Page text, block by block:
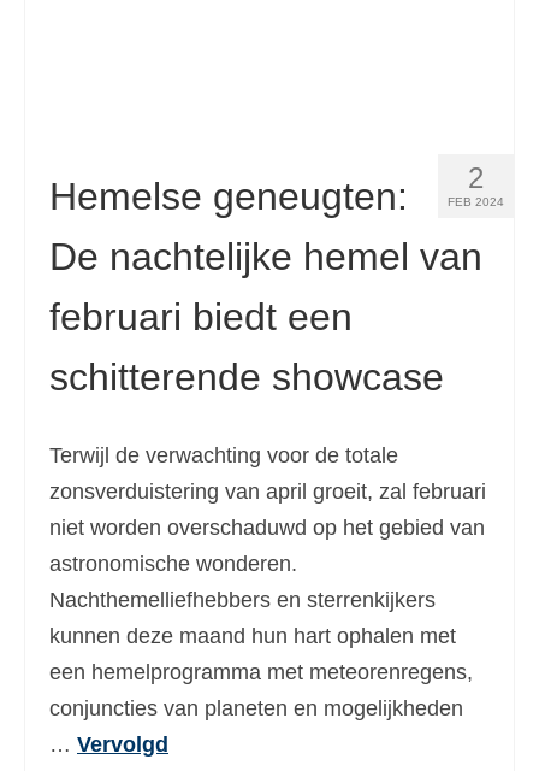
2
FEB 2024
Hemelse geneugten:
De nachtelijke hemel van
februari biedt een
schitterende showcase
Terwijl de verwachting voor de totale
zonsverduistering van april groeit, zal februari
niet worden overschaduwd op het gebied van
astronomische wonderen.
Nachthemelliefhebbers en sterrenkijkers
kunnen deze maand hun hart ophalen met
een hemelprogramma met meteorenregens,
conjuncties van planeten en mogelijkheden
… Vervolgd